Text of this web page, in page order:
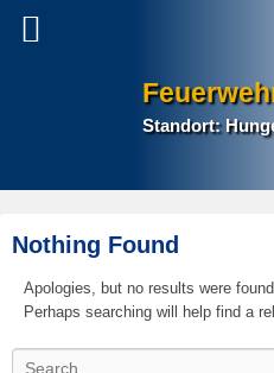
Standort:
Nothing Found
Apologies, but no results were
Perhaps searching will help find a